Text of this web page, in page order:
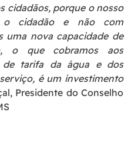
cidadãos, porque o nosso
o cidadão e não com
uma nova capacidade de
o que cobramos aos
de tarifa da água e dos
é um investimento
Presidente do Conselho